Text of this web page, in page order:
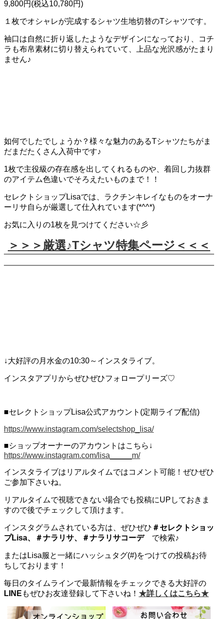
9,800円(税込10,780円)
１枚でオシャレが完成するシャツ生地切替のTシャツです。
袖口は自然に折り返したようなデザインになっており、コチ
ラも布帛素材に切り替えられていて、上品な光沢感がたまり
ません♪
如何でしたでしょうか？様々な魅力のあるTシャツたちがま
だまだたくさん入荷中です♪
1枚で主役級の存在感を出してくれるものや、着回し力抜群
のアイテム色違いでそろえたいものまで！！
セレクトショップLisaでは、ラクチンキレイなものをオーナ
ーリサ自らが厳選して仕入れています(*^^*)
お気に入りの1枚を見つけてください☆彡
＞＞＞厳選♪Tシャツ特集ページ＜＜＜
↓大好評の月水金の10:30～インスタライブ。
インスタアプリからぜひぜひフォロープリーズ♡
■セレクトショップLisa公式アカウント(定期ライブ配信)
https://www.instagram.com/selectshop_lisa/
■ショップオーナーのアカウントはこちら↓
https://www.instagram.com/lisa_____m/
インスタライブはリアルタイムではコメント可能！ぜひぜひ
ご参加下さいね。
リアルタイムで視聴できない場合でも投稿にUPしておきま
すので後でチェックして頂けます。
インスタグラムされている方は、ぜひぜひ ＃セレクトショッ
プLisa、＃ナラリサ、＃ナラリサコーデで検索♪
またはLisa服と一緒にハッシュタグ(#)をつけての投稿お待
ちしております！
毎日のタイムラインで最新情報をチェックできる大好評の
LINE もぜひお友達登録して下さいね！ ★詳しくはこちら★